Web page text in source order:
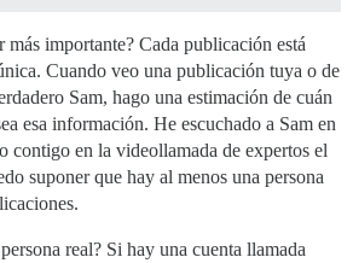
más importante? Cada publicación está
Cuando veo una publicación tuya o de
Sam, hago una estimación de cuán
esa información. He escuchado a Sam en
contigo en la videollamada de expertos el
suponer que hay al menos una persona
real? Si hay una cuenta llamada